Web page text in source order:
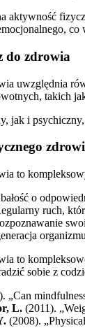
aktywność
do zdrowia
uwzględnia
takich
jak i
to
o
ruch,
to
sobie z
„Can
L. (2011).
(2008).